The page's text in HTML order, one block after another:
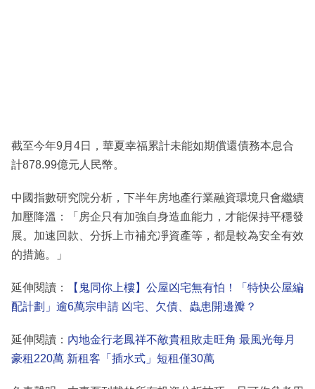
截至今年9月4日，華夏幸福累計未能如期償還債務本息合
計878.99億元人民幣。
中國指數研究院分析，下半年房地產行業融資環境只會繼續
加壓降溫：「房企只有加強自身造血能力，才能保持平穩發
展。加速回款、分拆上市補充凈資產等，都是較為安全有效
的措施。」
延伸閱讀：
【鬼同你上樓】公屋凶宅無有怕！「特快公屋編
配計劃」逾6萬宗申請 凶宅、欠債、蟲患開邊瓣？
延伸閱讀： 內地金行老鳳祥不敵貴租敗走旺角 最風光每月
豪租220萬 新租客「插水式」短租僅30萬